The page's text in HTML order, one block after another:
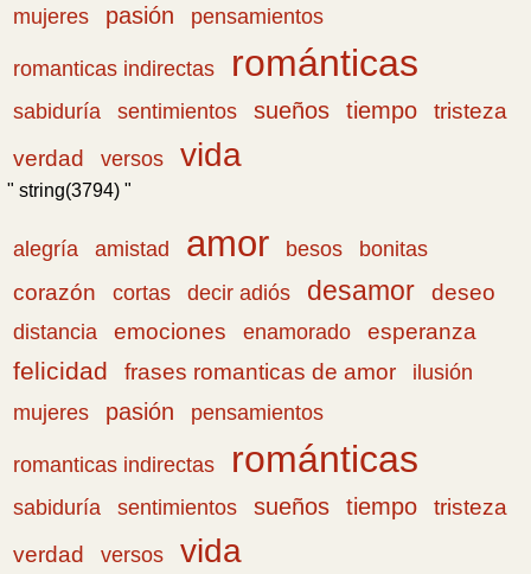
mujeres pasión pensamientos
romanticas indirectas románticas
sabiduría sentimientos sueños tiempo
tristeza
verdad
versos vida
" string(3794) "
alegría amistad amor besos
bonitas
corazón
cortas decir adiós desamor deseo
distancia emociones enamorado esperanza
felicidad frases romanticas de amor
ilusión
mujeres
pasión pensamientos
romanticas indirectas románticas
sabiduría sentimientos sueños tiempo
tristeza
verdad
versos vida